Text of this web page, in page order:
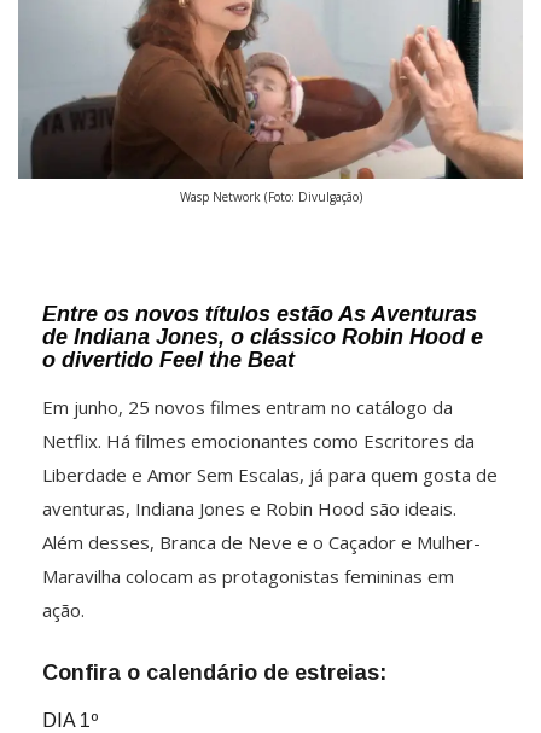
Wasp Network (Foto: Divulgação)
Entre os novos títulos estão As Aventuras
de Indiana Jones, o clássico Robin Hood e
o divertido Feel the Beat
Em junho, 25 novos filmes entram no catálogo da
Netflix. Há filmes emocionantes como Escritores da
Liberdade e Amor Sem Escalas, já para quem gosta de
aventuras, Indiana Jones e Robin Hood são ideais.
Além desses, Branca de Neve e o Caçador e Mulher-
Maravilha colocam as protagonistas femininas em
ação.
Confira o calendário de estreias:
DIA 1º